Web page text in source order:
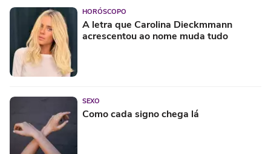
HORÓSCOPO
A letra que Carolina Dieckmmann
acrescentou ao nome muda tudo
SEXO
Como cada signo chega lá